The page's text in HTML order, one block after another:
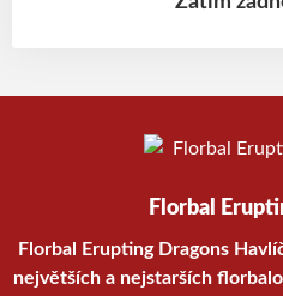
Florbal
Florbal Erupting Dragons
největších a nejstarších